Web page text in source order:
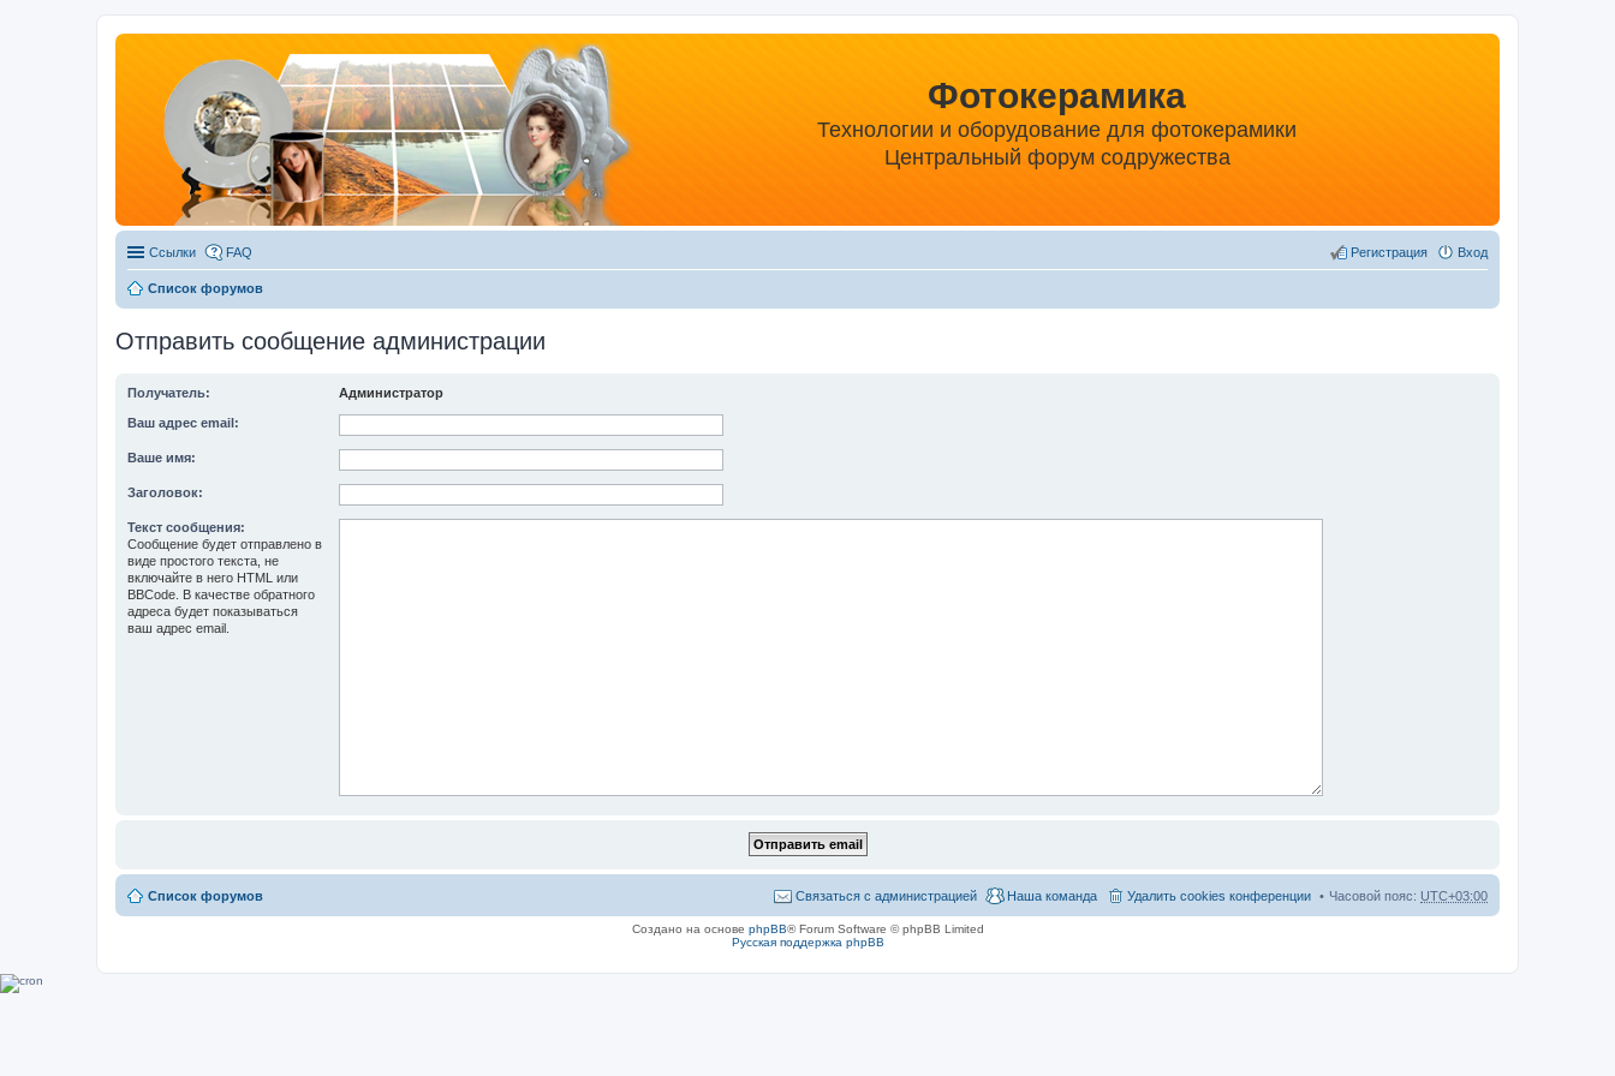
Фотокерамика
Технологии и оборудование для фотокерамики
Центральный форум содружества
Ссылки FAQ Вход
Регистрация
Список форумов
Отправить сообщение администрации
Получатель: Администратор
Ваш адрес email:
Ваше имя:
Заголовок:
Текст сообщения:
Сообщение будет отправлено в
виде простого текста, не
включайте в него HTML или
BBCode. В качестве обратного
адреса будет показываться
ваш адрес email.
Список форумов Часовой пояс: UTC+03:00
Удалить cookies конференции
Наша команда
Связаться с администрацией
Создано на основе phpBB® Forum Software © phpBB Limited
Русская поддержка phpBB